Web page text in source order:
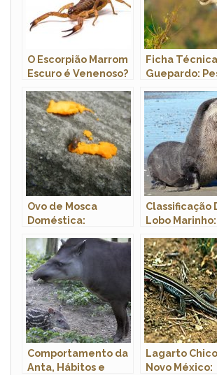
O Escorpião Marrom
Escuro é Venenoso?
Ficha
Guepardo:
Imagens
Ovo de Mosca
Doméstica:
Fotos e Onde
Encontrar
Classificação
Lobo
Família
Comportamento da
Anta, Hábitos e
Lagarto
Novo México: